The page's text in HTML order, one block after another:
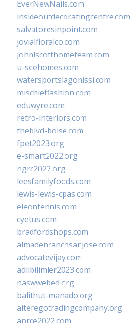
EverNewNails.com
insideoutdecoratingcentre.com
salvatoresinpoint.com
jovialfloralco.com
johnlscotthometeam.com
u-seehomes.com
watersportslagonissi.com
mischieffashion.com
eduwyre.com
retro-interiors.com
theblvd-boise.com
fpet2023.org
e-smart2022.org
ngrc2022.org
leesfamilyfoods.com
lewis-lewis-cpas.com
eleontennis.com
cyetus.com
bradfordshops.com
almadenranchsanjose.com
advocatevijay.com
adlibilimler2023.com
naswwebed.org
balithut-manado.org
alteregotradingcompany.org
aprce2022.com